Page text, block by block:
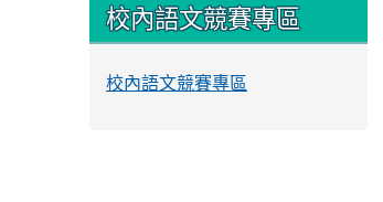
校內語文競賽專區
校內語文競賽專區